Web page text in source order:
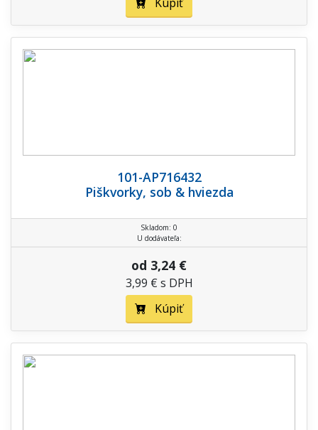
Kúpiť
101-AP716432
Piškvorky, sob & hviezda
Skladom: 0
U dodávateľa:
od 3,24 €
3,99 € s DPH
Kúpiť